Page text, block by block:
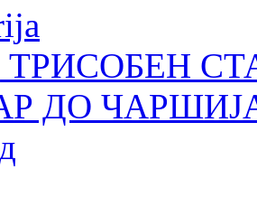
ТРИСОБЕН
ДО